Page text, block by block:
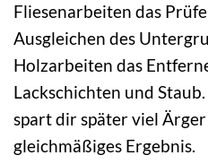
Fliesenarbeiten das
Ausgleichen des
Holzarbeiten das
Lackschichten und
spart dir später viel
gleichmäßiges Ergebnis.